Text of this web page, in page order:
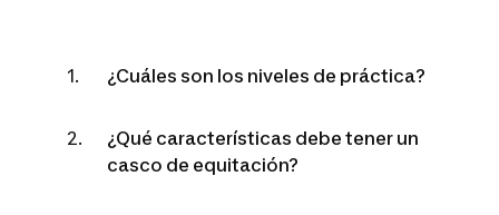
¿Cuáles son los niveles de práctica?
¿Qué características debe tener un
casco de equitación?